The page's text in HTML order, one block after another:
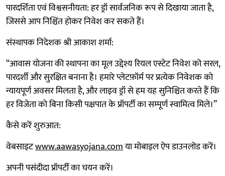
पारदर्शिता एवं विश्वसनीयता: हर ड्रॉ सार्वजनिक रूप से दिखाया जाता है,
जिससे आप निश्चिंत होकर निवेश कर सकते हैं।
संस्थापक निदेशक श्री आकाश शर्मा:
“आवास योजना की स्थापना का मूल उद्देश्य रियल एस्टेट निवेश को सरल,
पारदर्शी और सुरक्षित बनाना है। हमारे प्लेटफ़ॉर्म पर प्रत्येक निवेशक को
न्यायपूर्ण अवसर मिलता है, और लाइव ड्रॉ से हम यह सुनिश्चित करते हैं कि
हर विजेता को बिना किसी पक्षपात के प्रॉपर्टी का सम्पूर्ण स्वामित्व मिले।”
कैसे करें शुरुआत:
वेबसाइटwww.aawasyojana.comया मोबाइल ऐप डाउनलोड करें।
अपनी पसंदीदा प्रॉपर्टी का चयन करें।